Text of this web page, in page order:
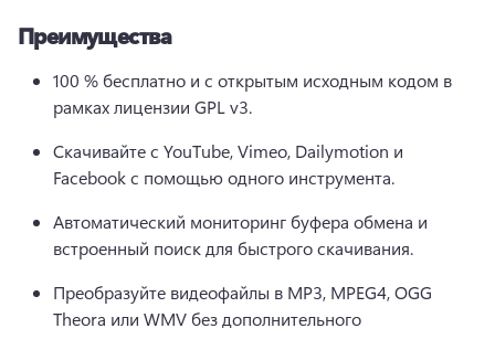
Преимущества
100 % бесплатно и с открытым исходным кодом в
рамках лицензии GPL v3.
Скачивайте с YouTube, Vimeo, Dailymotion и
Facebook с помощью одного инструмента.
Автоматический мониторинг буфера обмена и
встроенный поиск для быстрого скачивания.
Преобразуйте видеофайлы в MP3, MPEG4, OGG
Theora или WMV без дополнительного